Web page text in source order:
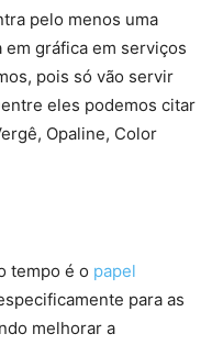
pelo menos uma
em gráfica em serviços
pois só vão servir
eles podemos citar
Opaline, Color
tempo é o papel
para as
melhorar a